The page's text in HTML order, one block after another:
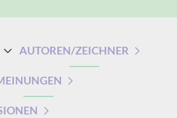
AUTOREN/ZEICHNER